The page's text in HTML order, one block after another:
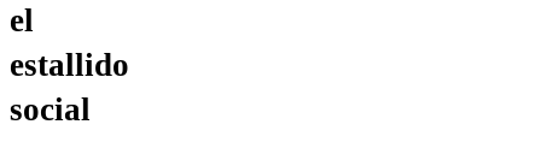
el
estallido
social